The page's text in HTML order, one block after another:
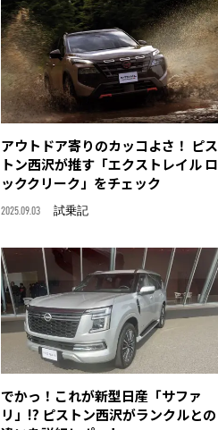
アウトドア寄りのカッコよさ！ ピス
トン西沢が推す「エクストレイル ロ
ッククリーク」をチェック
2025.09.03 試乗記
でかっ！これが新型日産「サファ
リ」!? ピストン西沢がランクルとの